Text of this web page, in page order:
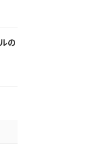
の